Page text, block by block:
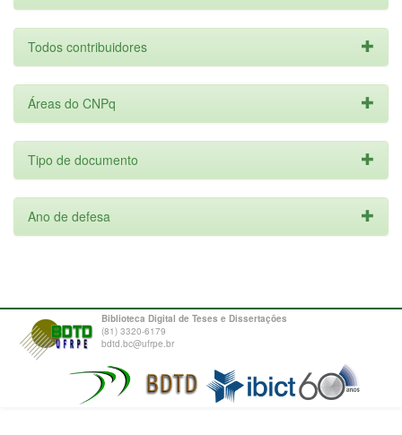
Todos contribuidores
Áreas do CNPq
Tipo de documento
Ano de defesa
Biblioteca Digital de Teses e Dissertações
(81) 3320-6179
bdtd.bc@ufrpe.br